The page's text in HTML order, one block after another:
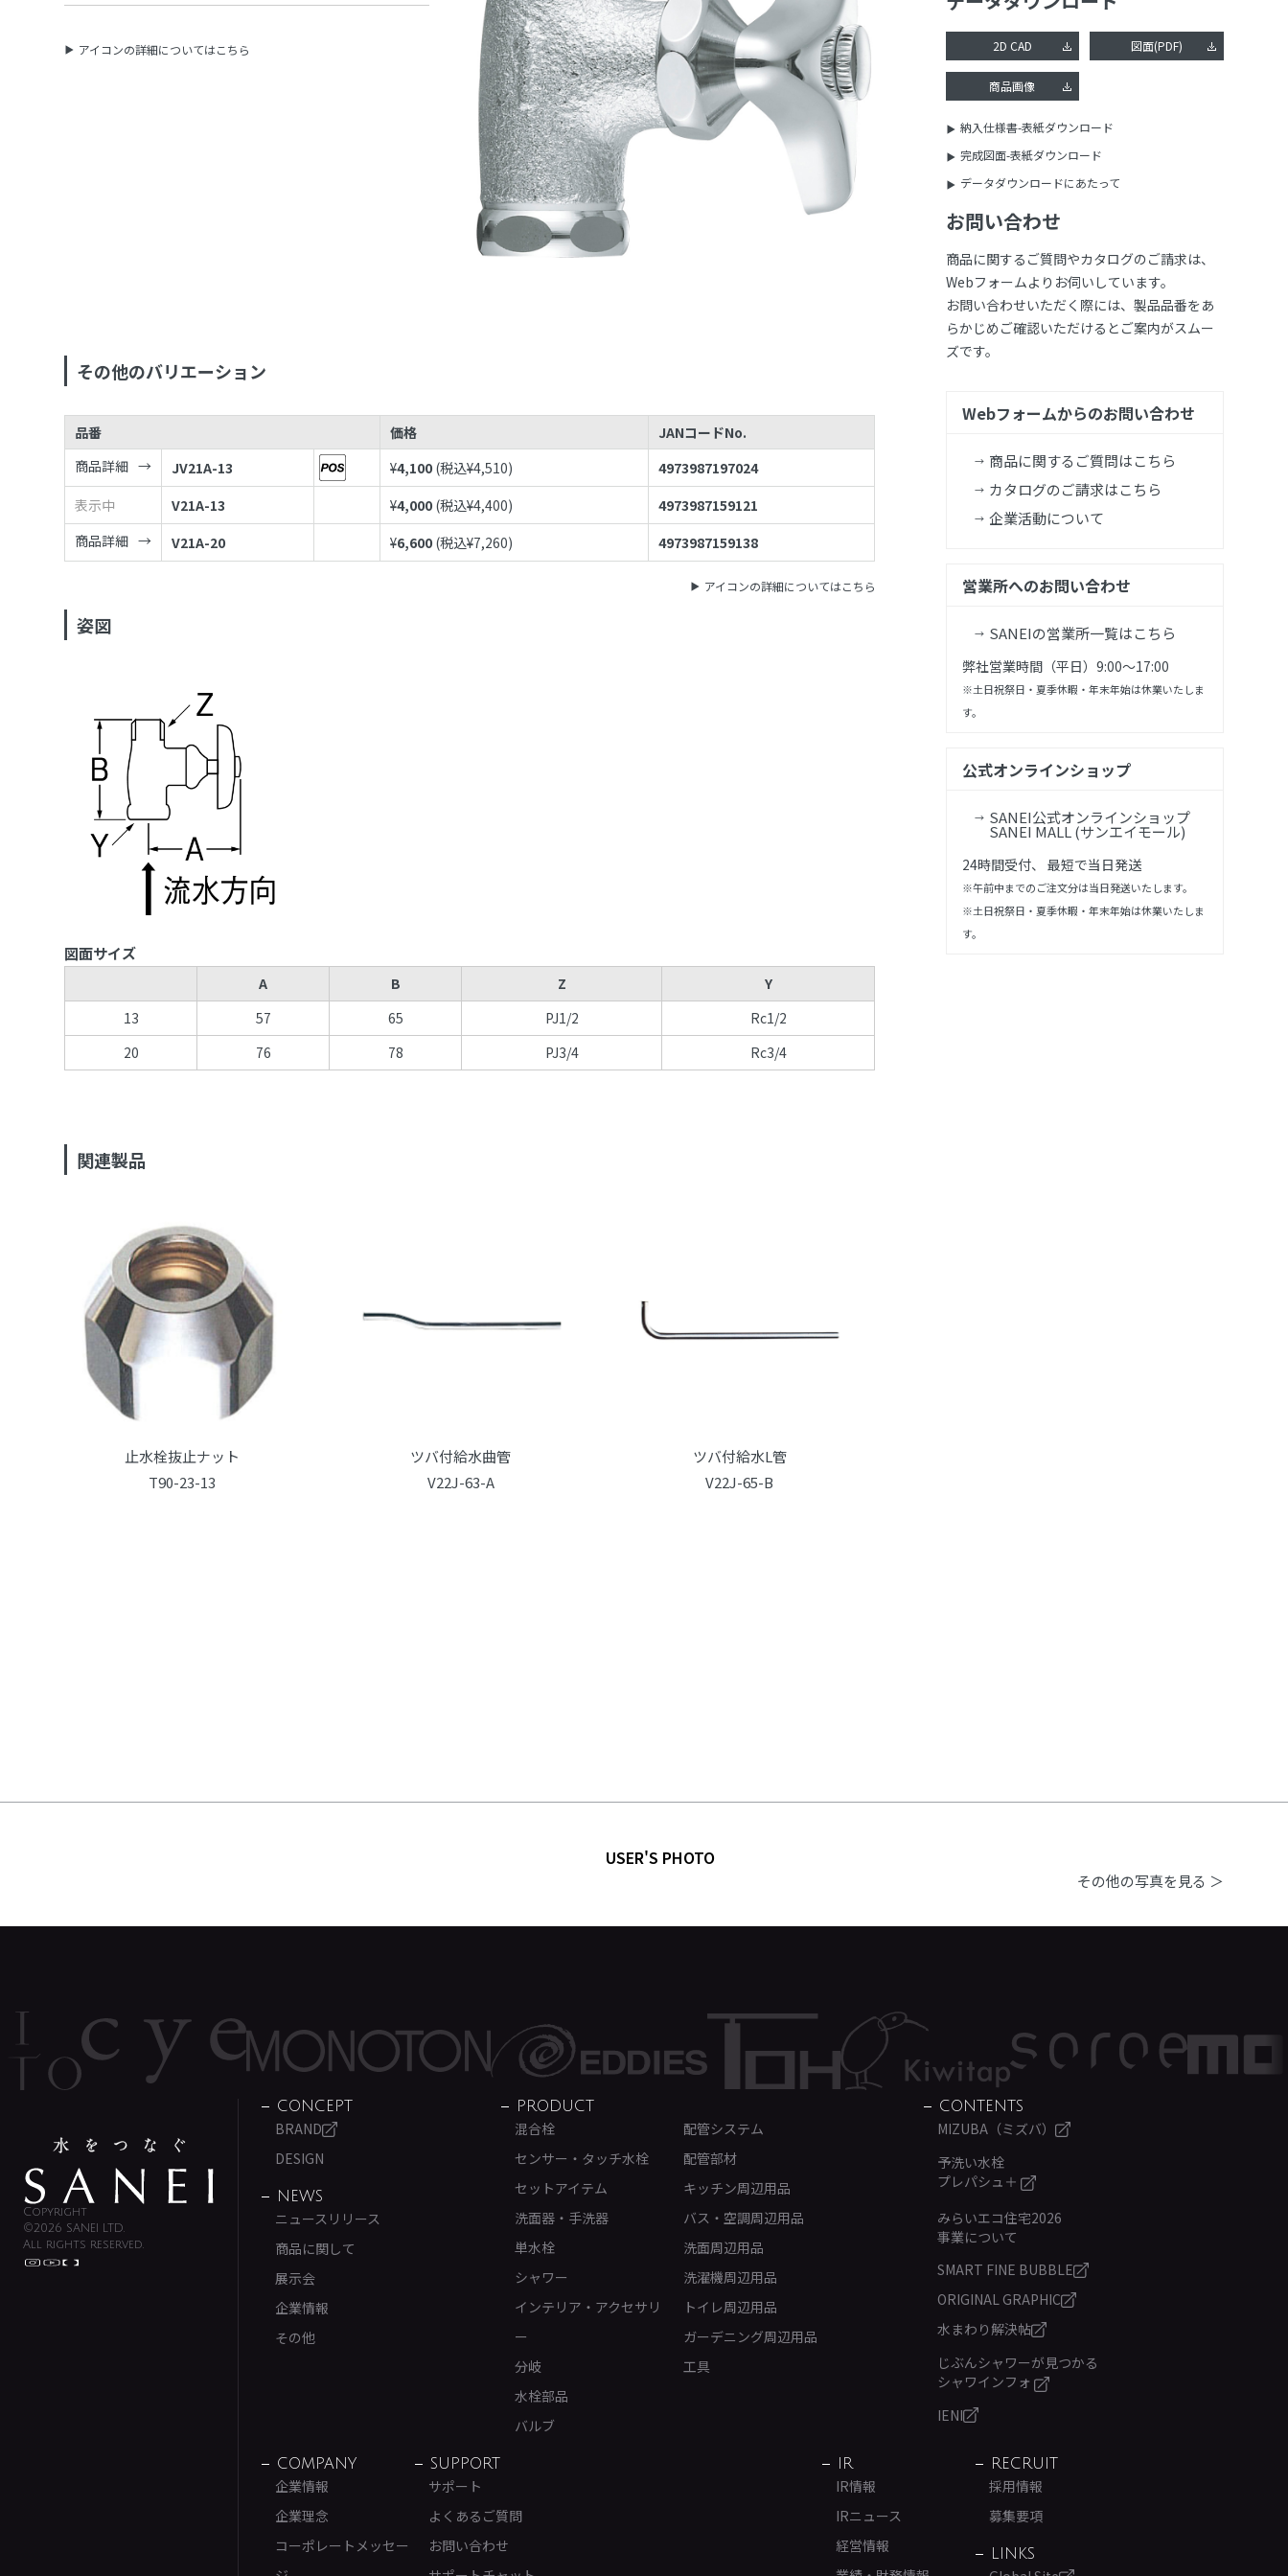
アイコンの詳細についてはこちら
その他のバリエーション
品番 価格
JANコードNo.
商品詳細
JV21A-13 ¥4,100 (税込¥4,510)
4973987197024
表示中
V21A-13 ¥4,000 (税込¥4,400)
4973987159121
商品詳細
V21A-20 ¥6,600 (税込¥7,260) 4973987159138
アイコンの詳細についてはこちら
姿図
図面サイズ
A B Z
Y
13
57 65 PJ1/2
Rc1/2
20
76 78 PJ3/4 Rc3/4
関連製品
止水栓抜止ナット
T90-23-13
ツバ付給水曲管
V22J-63-A
ツバ付給水L管
V22J-65-B
2D CAD 図面(PDF)
商品画像
納入仕様書-表紙ダウンロード
完成図面-表紙ダウンロード
データダウンロードにあたって
お問い合わせ
商品に関するご質問やカタログのご請求は、
Webフォームよりお伺いしています。
お問い合わせいただく際には、製品品番をあ
らかじめご確認いただけるとご案内がスムー
ズです。
Webフォームからのお問い合わせ
商品に関するご質問はこちら
カタログのご請求はこちら
企業活動について
営業所へのお問い合わせ
SANEIの営業所一覧はこちら
弊社営業時間（平日）9:00～17:00
※土日祝祭日・夏季休暇・年末年始は休業いたしま
す。
公式オンラインショップ
SANEI公式オンラインショップ
SANEI MALL (サンエイモール)
24時間受付、 最短で当日発送
※午前中までのご注文分は当日発送いたします。
※土日祝祭日・夏季休暇・年末年始は休業いたしま
す。
USER'S PHOTO
その他の写真を見る ＞
Copyright
©2026 SANEI LTD.
All rights reserved.
CONCEPT
BRAND
DESIGN
NEWS
ニュースリリース
商品に関して
展示会
企業情報
その他
PRODUCT
混合栓
センサー・タッチ水栓
セットアイテム
洗面器・手洗器
単水栓
シャワー
インテリア・アクセサリ
ー
分岐
水栓部品
バルブ
配管システム
配管部材
キッチン周辺用品
バス・空調周辺用品
洗面周辺用品
洗濯機周辺用品
トイレ周辺用品
ガーデニング周辺用品
工具
CONTENTS
MIZUBA（ミズバ）
予洗い水栓
プレパシュ＋
みらいエコ住宅2026
事業について
SMART FINE BUBBLE
ORIGINAL GRAPHIC
水まわり解決帖
じぶんシャワーが見つかる
シャワインフォ
IENI
COMPANY
企業情報
企業理念
コーポレートメッセー
SUPPORT
サポート
よくあるご質問
お問い合わせ
IR
IR情報
IRニュース
経営情報
RECRUIT
採用情報
募集要項
LINKS